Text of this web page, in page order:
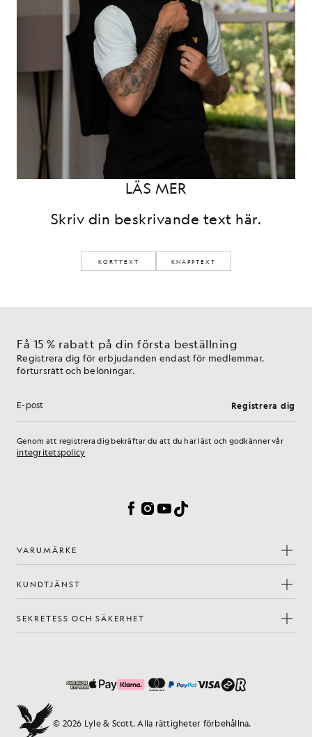
LÄS MER
Skriv din beskrivande text här.
KORTTEXT KNAPPTEXT
Få 15 % rabatt på din första beställning
Registrera dig för erbjudanden endast för medlemmar,
förtursrätt och belöningar.
E-postadress Registrera dig
Genom att registrera dig bekräftar du att du har läst och godkänner vår
integritetspolicy
Facebook
Instagram
YouTube
TikTok
VARUMÄRKE
KUNDTJÄNST
SEKRETESS OCH SÄKERHET
© 2026 Lyle & Scott. Alla rättigheter förbehållna.